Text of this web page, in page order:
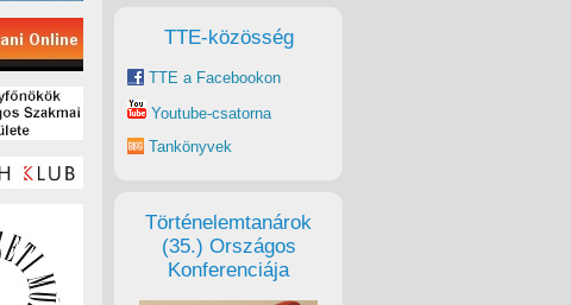
TTE-közösség
TTE a Facebookon
Youtube-csatorna
Tankönyvek
Történelemtanárok
(35.) Országos
Konferenciája